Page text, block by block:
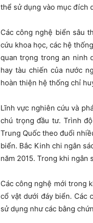
thể sử dụng vào mục đích
Các công nghệ biển sâu
cứu khoa học, các hệ
quan trọng trong an ninh
hay tàu chiến của nước
hoàn thiện hệ thống chỉ
Lĩnh vực nghiên cứu và
chú trọng đầu tư. Trình
Trung Quốc theo đuổi
biển. Bắc Kinh chi ngân
năm 2015. Trong khi ngân
Các công nghệ mới trong
cổ vật dưới đáy biển. Các
sử dụng như các bằng